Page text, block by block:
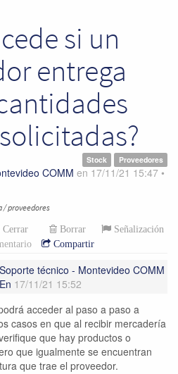
si un
entrega
Stock Proveedores
COMM en 17/11/21 15:47 •
/ proveedores
Cerrar Borrar
Señalización
Compartir
Soporte técnico - Montevideo COMM
En 17/11/21 15:52
acceder al paso a paso a
casos en que al recibir mercadería
que hay productos o
que igualmente se encuentran
que trae el proveedor.